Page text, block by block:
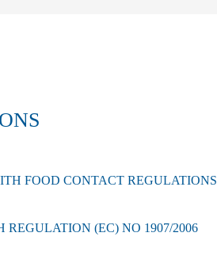
FOOD CONTACT REGULATIONS
(EC) NO 1907/2006